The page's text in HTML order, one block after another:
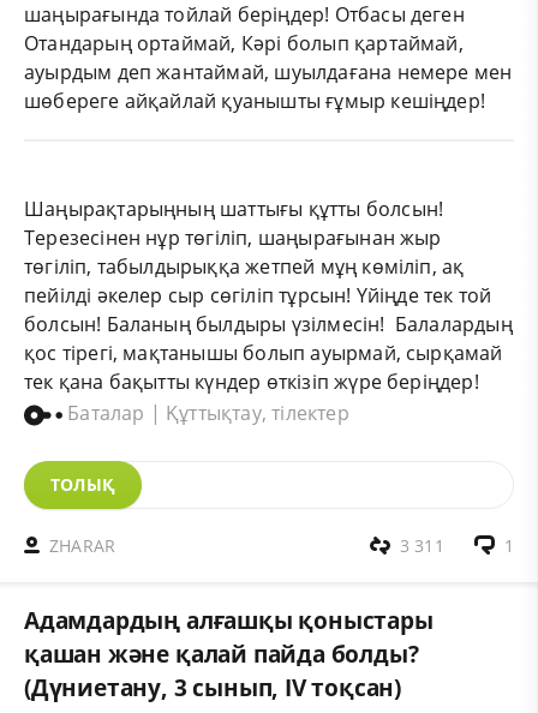
шаңырағында тойлай беріңдер! Отбасы деген
Отандарың ортаймай, Кәрі болып қартаймай,
ауырдым деп жантаймай, шуылдағана немере мен
шөбереге айқайлай қуанышты ғұмыр кешіңдер!
Шаңырақтарыңның шаттығы құтты болсын!
Терезесінен нұр төгіліп, шаңырағынан жыр
төгіліп, табылдырыққа жетпей мұң көміліп, ақ
пейілді әкелер сыр сөгіліп тұрсын! Үйіңде тек той
болсын! Баланың былдыры үзілмесін! Балалардың
қос тірегі, мақтанышы болып ауырмай, сырқамай
тек қана бақытты күндер өткізіп жүре беріңдер!
Баталар | Құттықтау, тілектер
ТОЛЫҚ
ZHARAR 1
3 311
Адамдардың алғашқы қоныстары
қашан және қалай пайда болды?
(Дүниетану, 3 сынып, IV тоқсан)